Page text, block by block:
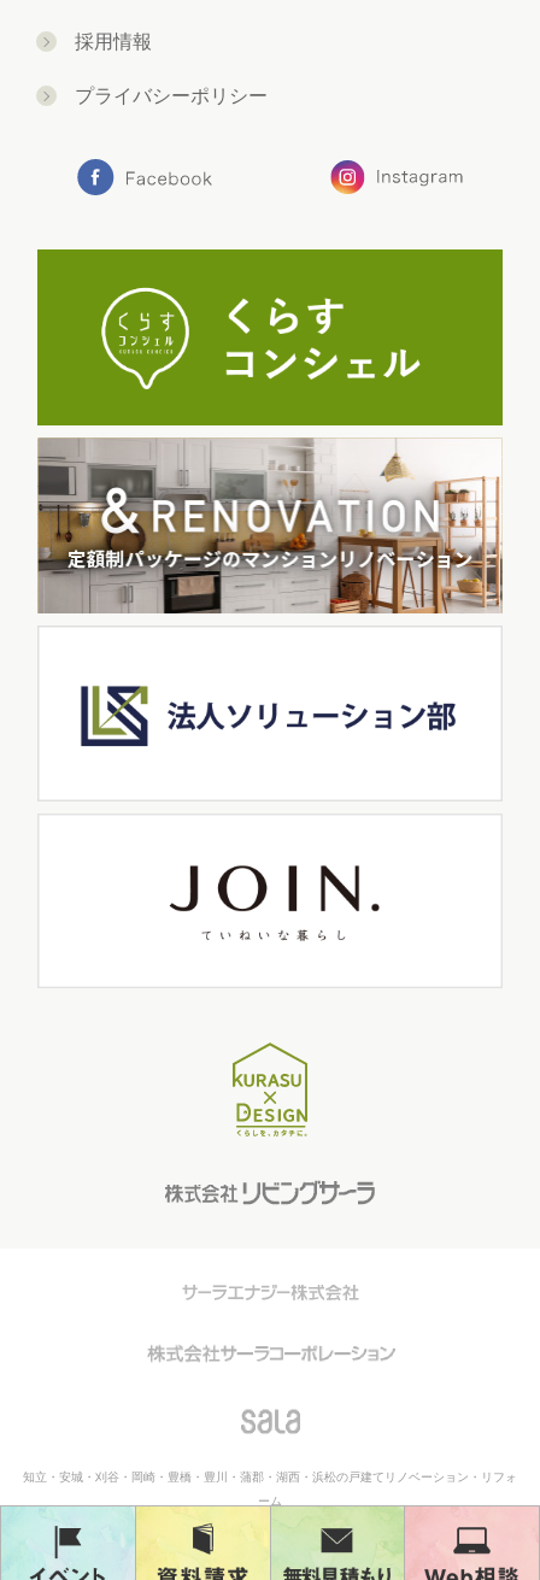
採用情報
プライバシーポリシー
知立・安城・刈谷・岡崎・豊橋・豊川・蒲郡・湖西・浜松の戸建てリノベーション・リフォ
ーム
Kurasu Design 株式会社リビングサーラ All Rights Reserved.